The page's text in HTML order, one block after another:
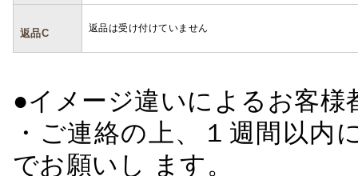
返品C 返品は受け付けていません
●イメージ違いによるお客
・ご連絡の上、１週間以
でお願いし ます。